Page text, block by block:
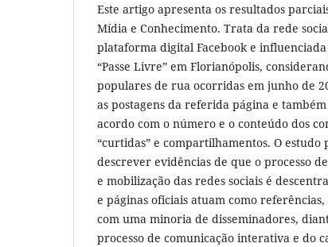
Este artigo apresenta os resultados
Mídia e Conhecimento. Trata da rede
plataforma digital Facebook e
“Passe Livre” em Florianópolis,
populares de rua ocorridas em junho de
as postagens da referida página e
acordo com o número e o conteúdo dos
“curtidas” e compartilhamentos. O
descrever evidências de que o processo
e mobilização das redes sociais é
e páginas oficiais atuam como
com uma minoria de disseminadores,
processo de comunicação interativa e do